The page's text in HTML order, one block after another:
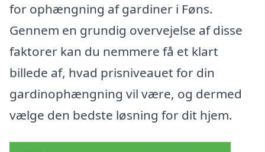
for ophængning af gardiner i Føns.
Gennem en grundig overvejelse af disse
faktorer kan du nemmere få et klart
billede af, hvad prisniveauet for din
gardinophængning vil være, og dermed
vælge den bedste løsning for dit hjem.